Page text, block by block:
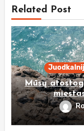
Related Post
Mūsų